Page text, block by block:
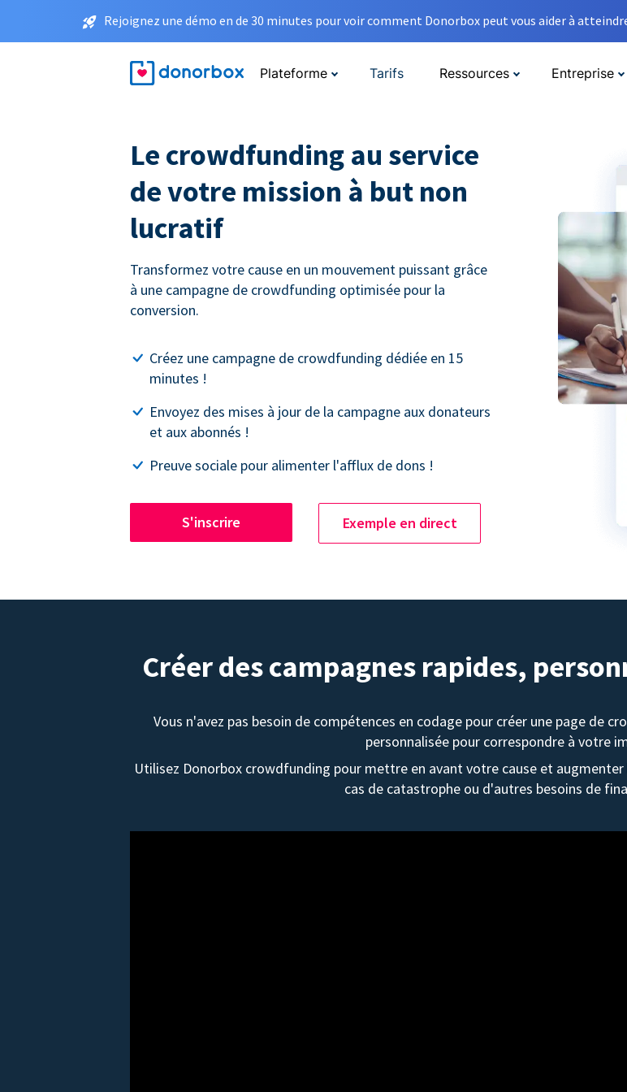
Rejoignez une démo en de 30 minutes pour voir comment Donorbox peut vous aider à
Plateforme Tarifs Ressources Entreprise
Le crowdfunding au service
de votre mission à but non
lucratif
Transformez votre cause en un mouvement puissant grâce
à une campagne de crowdfunding optimisée pour la
conversion.
Créez une campagne de crowdfunding dédiée en 15
minutes !
Envoyez des mises à jour de la campagne aux donateurs
et aux abonnés !
Preuve sociale pour alimenter l'afflux de dons !
S'inscrire Exemple en direct
Créer des campagnes rapides,
Vous n'avez pas besoin de compétences en codage pour créer une page de
personnalisée pour correspondre à votre
Utilisez Donorbox crowdfunding pour mettre en avant votre cause et
cas de catastrophe ou d'autres besoins de